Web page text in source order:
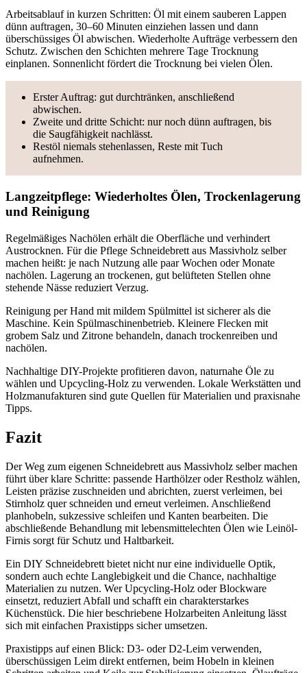
Arbeitsablauf in kurzen Schritten: Öl mit einem sauberen Lappen
dünn auftragen, 30–60 Minuten einziehen lassen und dann
überschüssiges Öl abwischen. Wiederholte Aufträge verbessern den
Schutz. Zwischen den Schichten mehrere Tage Trocknung
einplanen. Sonnenlicht fördert die Trocknung bei vielen Ölen.
Erster Auftrag: gut durchtränken, anschließend
abwischen.
Zweite und dritte Schicht: nur noch dünn auftragen, bis
die Saugfähigkeit nachlässt.
Restöl niemals stehenlassen, Reste mit Tuch
aufnehmen.
Langzeitpflege: Wiederholtes Ölen, Trockenlagerung
und Reinigung
Regelmäßiges Nachölen erhält die Oberfläche und verhindert
Austrocknen. Für die Pflege Schneidebrett aus Massivholz selber
machen heißt: je nach Nutzung alle paar Wochen oder Monate
nachölen. Lagerung an trockenen, gut belüfteten Stellen ohne
stehende Nässe reduziert Verzug.
Reinigung per Hand mit mildem Spülmittel ist sicherer als die
Maschine. Kein Spülmaschinenbetrieb. Kleinere Flecken mit
grobem Salz und Zitrone behandeln, danach trockenreiben und
nachölen.
Nachhaltige DIY-Projekte profitieren davon, naturnahe Öle zu
wählen und Upcycling-Holz zu verwenden. Lokale Werkstätten und
Holzmanufakturen sind gute Quellen für Materialien und praxisnahe
Tipps.
Fazit
Der Weg zum eigenen Schneidebrett aus Massivholz selber machen
führt über klare Schritte: passende Harthölzer oder Restholz wählen,
Leisten präzise zuschneiden und abrichten, zuerst verleimen, bei
Stirnholz quer schneiden und erneut verleimen. Anschließend
planhobeln, sukzessive schleifen und Kanten bearbeiten. Die
abschließende Behandlung mit lebensmittelechten Ölen wie Leinöl-
Firnis sorgt für Schutz und Haltbarkeit.
Ein DIY Schneidebrett bietet nicht nur eine individuelle Optik,
sondern auch echte Langlebigkeit und die Chance, nachhaltige
Materialien zu nutzen. Wer Upcycling-Holz oder Blockware
einsetzt, reduziert Abfall und schafft ein charakterstarkes
Küchenstück. Die hier beschriebene Holzarbeiten Anleitung lässt
sich mit einfachen Praxistipps sicher umsetzen.
Praxistipps auf einen Blick: D3- oder D2-Leim verwenden,
überschüssigen Leim direkt entfernen, beim Hobeln in kleinen